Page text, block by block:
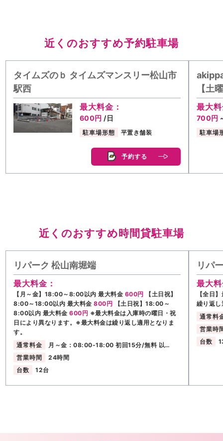
近くのおすすめ予約駐車場
タイムズのｂ タイムズマンスリー松山市
駅西
最大料金：
600円 /日
駐車場形態 平置き舗装
予約する
【土
最大
700円
駐車場
近くのおすすめ時間貸駐車場
リパーク 松山南堀端
最大料金：
【月～金】18:00～8:00以内 最大料金 600円
【土日祝】
8:00～18:00以内 最大料金800円
【土日祝】18:00～
8:00以内 最大料金600円 ※最大料金は入庫時の曜日・祝
日により異なります。※最大料金は繰り返し適用となりま
す。
通常料金
月～金：08:00-18:00 初回15分/無料 以…
営業時間
24時間
台数
12台
リパ
最大
【全日
繰り返
通常料
営業時
台数